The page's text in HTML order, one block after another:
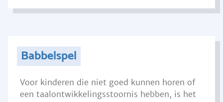
Babbelspel
Voor kinderen die niet goed kunnen horen of
een taalontwikkelingsstoornis hebben, is het